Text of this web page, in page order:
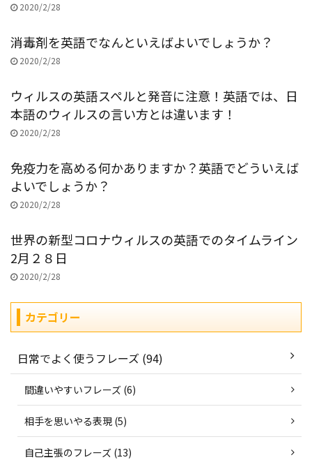
2020/2/28
消毒剤を英語でなんといえばよいでしょうか？
2020/2/28
ウィルスの英語スペルと発音に注意！英語では、日
本語のウィルスの言い方とは違います！
2020/2/28
免疫力を高める何かありますか？英語でどういえば
よいでしょうか？
2020/2/28
世界の新型コロナウィルスの英語でのタイムライン
2月２８日
2020/2/28
カテゴリー
日常でよく使うフレーズ (94)
間違いやすいフレーズ (6)
相手を思いやる表現 (5)
自己主張のフレーズ (13)